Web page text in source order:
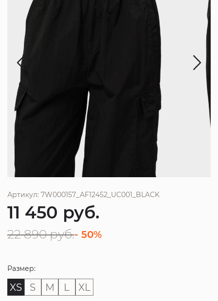
Артикул: 7W000157_AF12452_UC001_BLACK
11 450 руб.
22 890 руб.- 50%
Размер:
XS S M L XL